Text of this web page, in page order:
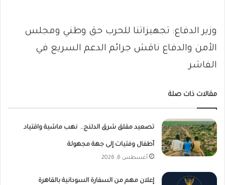
وزير الدفاع: تجهيزاتنا للحرب حق وطني ومجلس
الأمن والدفاع ناقش جرائم الدعم السريع في
الفاشر
مقالات ذات صلة
تصعيد مقلق شرق الدلنج.. نهب ماشية واقتياد
أطفال وفتيات إلى جهة مجهولة
أغسطس 6, 2026
إعلان مهم من السفارة السودانية بالقاهرة